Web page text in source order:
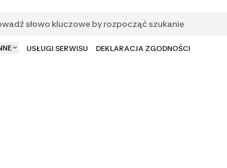
USŁUGI SERWISU DEKLARACJA ZGODNOŚCI